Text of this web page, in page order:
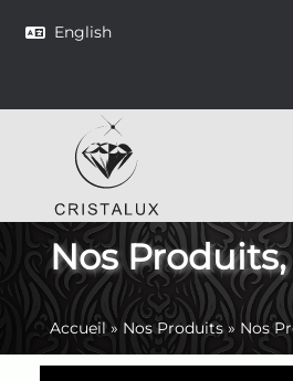
English
Nos
Accueil» Nos Produits» Nos